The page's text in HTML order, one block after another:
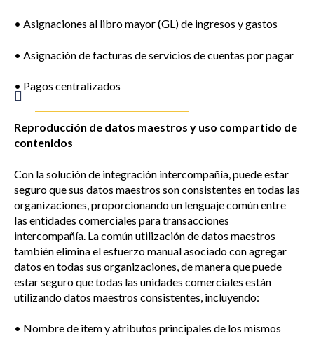
• Asignaciones al libro mayor (GL) de ingresos y gastos
• Asignación de facturas de servicios de cuentas por pagar
• Pagos centralizados
Reproducción de datos maestros y uso compartido de
contenidos
Con la solución de integración intercompañía, puede estar
seguro que sus datos maestros son consistentes en todas las
organizaciones, proporcionando un lenguaje común entre
las entidades comerciales para transacciones
intercompañía. La común utilización de datos maestros
también elimina el esfuerzo manual asociado con agregar
datos en todas sus organizaciones, de manera que puede
estar seguro que todas las unidades comerciales están
utilizando datos maestros consistentes, incluyendo:
• Nombre de item y atributos principales de los mismos